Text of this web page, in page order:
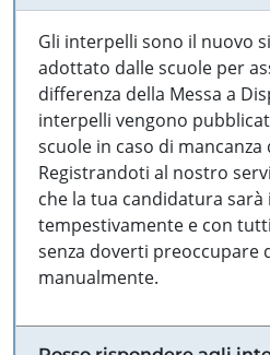
Gli interpelli sono il nuovo
adottato dalle scuole per
differenza della Messa a
interpelli vengono
scuole in caso di mancanza
Registrandoti al nostro
che la tua candidatura sarà
tempestivamente e con
senza doverti preoccupare
manualmente.